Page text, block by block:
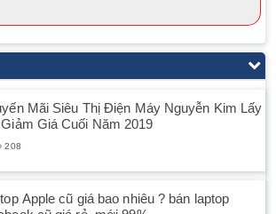
Mãi Siêu Thị Điện Máy Nguyễn Kim Lấy
Giá Cuối Năm 2019
208
Apple cũ giá bao nhiêu ? bán laptop